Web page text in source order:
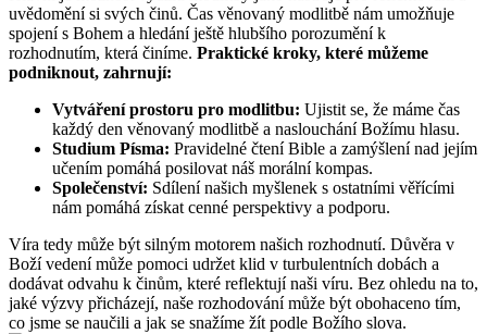
uvědomění si svých činů. Čas věnovaný modlitbě nám umožňuje
spojení s Bohem a hledání ještě hlubšího porozumění k
rozhodnutím, která činíme. Praktické kroky, které můžeme
podniknout, zahrnují:
Vytváření prostoru pro modlitbu: Ujistit se, že máme čas
každý den věnovaný modlitbě a naslouchání Božímu hlasu.
Studium Písma: Pravidelné čtení Bible a zamýšlení nad jejím
učením pomáhá posilovat náš morální kompas.
Společenství: Sdílení našich myšlenek s ostatními věřícími
nám pomáhá získat cenné perspektivy a podporu.
Víra tedy může být silným motorem našich rozhodnutí. Důvěra v
Boží vedení může pomoci udržet klid v turbulentních dobách a
dodávat odvahu k činům, které reflektují naši víru. Bez ohledu na to,
jaké výzvy přicházejí, naše rozhodování může být obohaceno tím,
co jsme se naučili a jak se snažíme žít podle Božího slova.